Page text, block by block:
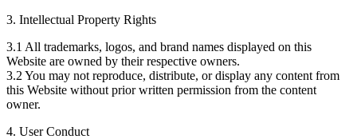
3. Intellectual Property Rights
3.1 All trademarks, logos, and brand names displayed on this
Website are owned by their respective owners.
3.2 You may not reproduce, distribute, or display any content from
this Website without prior written permission from the content
owner.
4. User Conduct